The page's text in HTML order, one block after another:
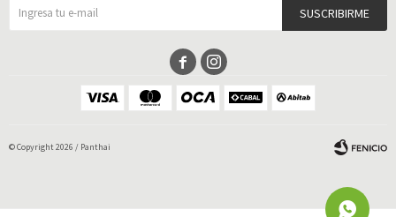
SUSCRIBIRME
 
© Copyright 2026 / Panthai